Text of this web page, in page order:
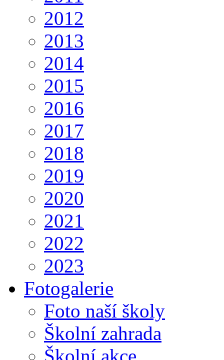
2012
2013
2014
2015
2016
2017
2018
2019
2020
2021
2022
2023
Fotogalerie
Foto naší školy
Školní zahrada